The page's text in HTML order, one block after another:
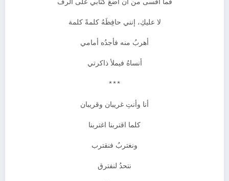
لا عليكِ، إنني حافِظَهُ كلمةً كلمة
أهربُ منه فأجدُه أمامي
أنساهُ فيملأ ذاكرتي
***
أنا وأنتِ غريبان وقريبان
كلما اقتربنا اغتربنا
ونغتربُ فنقترب
نتحدُ لنفترق